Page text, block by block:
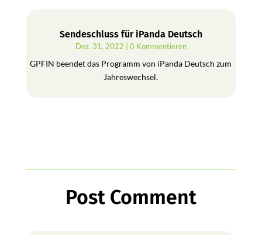
Sendeschluss für iPanda Deutsch
Dez. 31, 2022 | 0 Kommentieren
GPFIN beendet das Programm von iPanda Deutsch zum
Jahreswechsel.
Post Comment